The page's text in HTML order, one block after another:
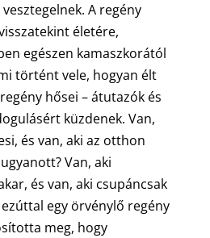
A regény
életére,
egészen kamaszkorától
történt vele, hogyan élt
hősei – átutazók és
küzdenek. Van,
és van, aki az otthon
Van, aki
és van, aki csupáncsak
egy örvénylő regény
meg, hogy